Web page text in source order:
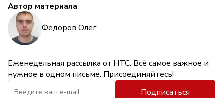
Автор материала
Фёдоров Олег
Еженедельная рассылка от НТС. Всё самое важное и
нужное в одном письме. Присоединяйтесь!
Подписаться